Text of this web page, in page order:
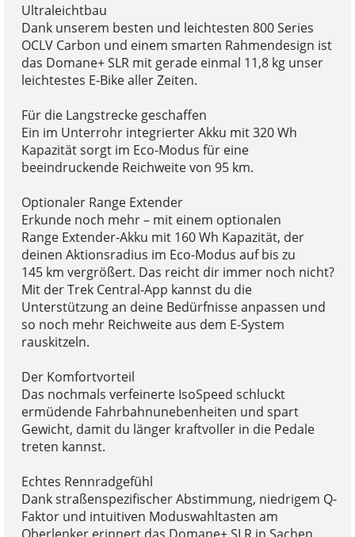
Ultraleichtbau
Dank unserem besten und leichtesten 800 Series
OCLV Carbon und einem smarten Rahmendesign ist
das Domane+ SLR mit gerade einmal 11,8 kg unser
leichtestes E-Bike aller Zeiten.
Für die Langstrecke geschaffen
Ein im Unterrohr integrierter Akku mit 320 Wh
Kapazität sorgt im Eco-Modus für eine
beeindruckende Reichweite von 95 km.
Optionaler Range Extender
Erkunde noch mehr – mit einem optionalen
Range Extender-Akku mit 160 Wh Kapazität, der
deinen Aktionsradius im Eco-Modus auf bis zu
145 km vergrößert. Das reicht dir immer noch nicht?
Mit der Trek Central-App kannst du die
Unterstützung an deine Bedürfnisse anpassen und
so noch mehr Reichweite aus dem E-System
rauskitzeln.
Der Komfortvorteil
Das nochmals verfeinerte IsoSpeed schluckt
ermüdende Fahrbahnunebenheiten und spart
Gewicht, damit du länger kraftvoller in die Pedale
treten kannst.
Echtes Rennradgefühl
Dank straßenspezifischer Abstimmung, niedrigem Q-
Faktor und intuitiven Moduswahltasten am